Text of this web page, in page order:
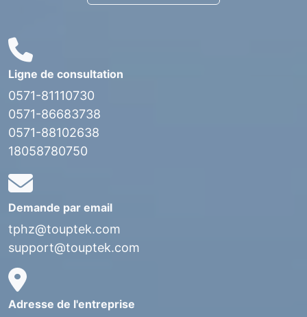
Ligne de consultation
0571-81110730
0571-86683738
0571-88102638
18058780750
Demande par email
tphz@touptek.com
support@touptek.com
Adresse de l'entreprise